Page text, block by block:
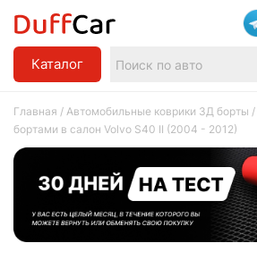
Каталог
Главная / Автомобильные коврики 3Д борты /
бортами в салон Volvo S40 II (2004 - 2012)